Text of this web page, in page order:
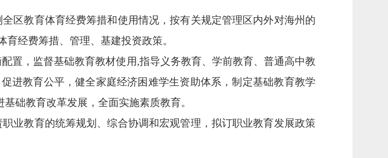
区教育体育经费筹措和使用情况，按有关规定管理区内外对海州的
经费筹措、管理、基建投资政策。
置，监督基础教育教材使用,指导义务教育、学前教育、普通高中教
进教育公平，健全家庭经济困难学生资助体系，制定基础教育教学
础教育改革发展，全面实施素质教育。
业教育的统筹规划、综合协调和宏观管理，拟订职业教育发展政策